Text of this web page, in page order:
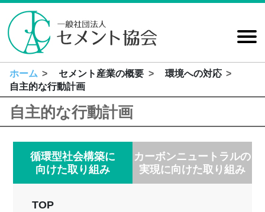
セメント協会とは
セメント産業の概要
統計情報
研究活動、受託試験
セメントの基礎知識
出版・販売
ホーム セメント産業の概要
環境への対応
自主的な行動計画
自主的な行動計画
循環型社会構築に
向けた取り組み
カーボンニュートラルの
実現に向けた取り組み
TOP